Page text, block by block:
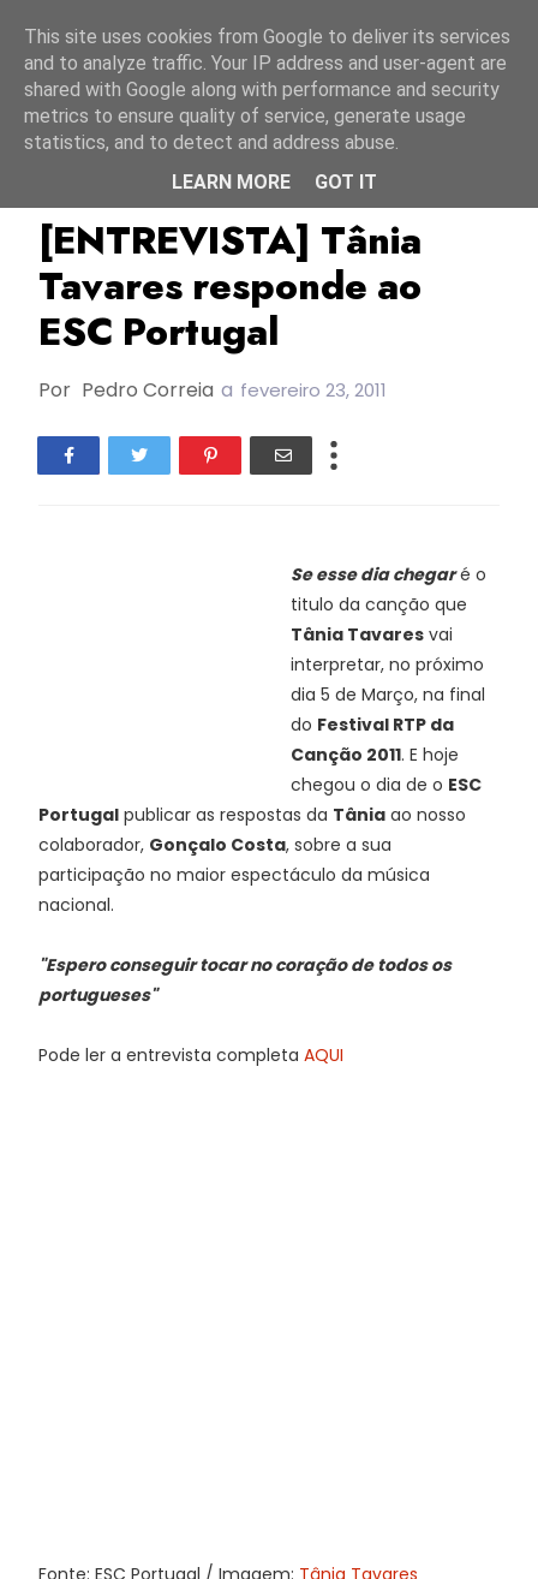
Especiais FC2011
[ENTREVISTA] Tânia
Tavares responde ao
ESC Portugal
Por Pedro Correia a fevereiro 23, 2011
Se esse dia chegaré o
titulo da canção que
Tânia Tavares vai
interpretar, no próximo
dia 5 de Março, na final
do Festival RTP da
Canção 2011. E hoje
chegou o dia de o ESC
Portugal publicar as respostas da Tânia ao nosso
colaborador, Gonçalo Costa, sobre a sua
participação no maior espectáculo da música
nacional.
"Espero conseguir tocar no coração de todos os
portugueses"
Pode ler a entrevista completa AQUI
Fonte: ESC Portugal / Imagem: Tânia Tavares
This site uses cookies from Google to deliver its services
and to analyze traffic. Your IP address and user-agent are
shared with Google along with performance and security
metrics to ensure quality of service, generate usage
statistics, and to detect and address abuse.
LEARN MORE
GOT IT